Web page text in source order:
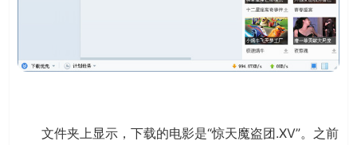
文件夹上显示，下载的电影是“惊天魔盗团.XV”。之前